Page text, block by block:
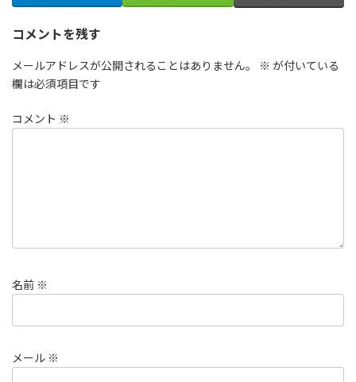
コメントを残す
メールアドレスが公開されることはありません。 ※ が付いている
欄は必須項目です
コメント ※
名前 ※
メール ※